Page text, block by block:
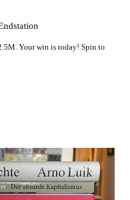
Your win is today! Spin to